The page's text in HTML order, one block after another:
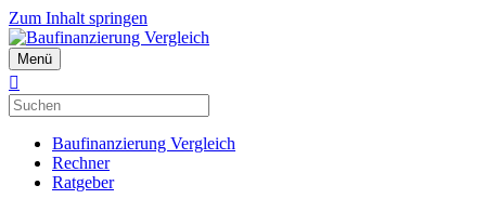
Zum Inhalt springen
Menü
Baufinanzierung Vergleich
Rechner
Ratgeber